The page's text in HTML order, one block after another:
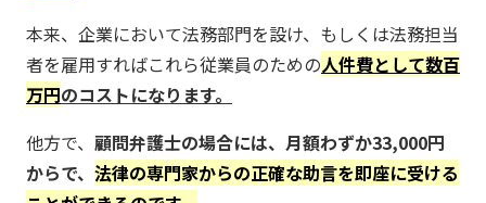
本来、企業において法務部門を設け、もしくは法務担当
者を雇用すればこれら従業員のための人件費として数百
万円のコストになります。
他方で、 顧問弁護士の場合には、月額わずか33,000円
からで、 法律の専門家からの正確な助言を即座に受ける